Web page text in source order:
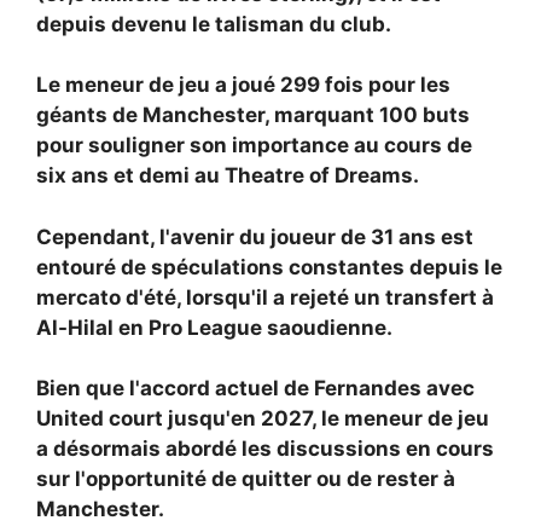
depuis devenu le talisman du club.
Le meneur de jeu a joué 299 fois pour les
géants de Manchester, marquant 100 buts
pour souligner son importance au cours de
six ans et demi au Theatre of Dreams.
Cependant, l'avenir du joueur de 31 ans est
entouré de spéculations constantes depuis le
mercato d'été, lorsqu'il a rejeté un transfert à
Al-Hilal en Pro League saoudienne.
Bien que l'accord actuel de Fernandes avec
United court jusqu'en 2027, le meneur de jeu
a désormais abordé les discussions en cours
sur l'opportunité de quitter ou de rester à
Manchester.